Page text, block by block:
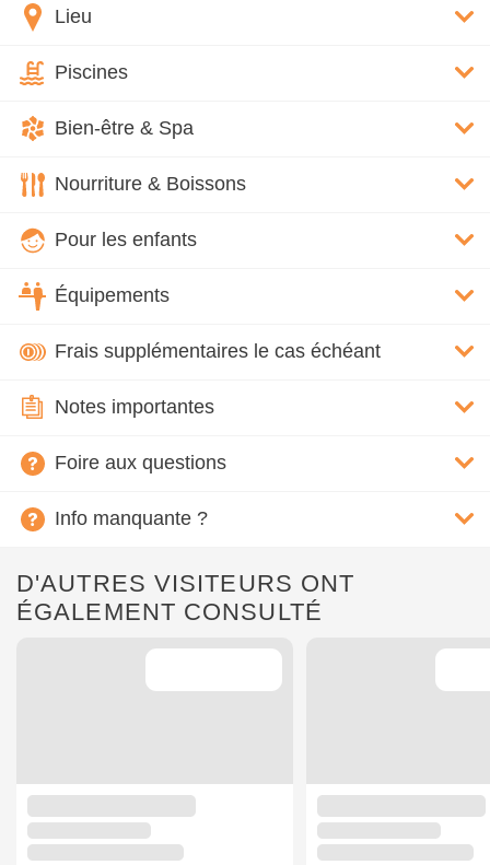
Lieu
Piscines
Bien-être & Spa
Nourriture & Boissons
Pour les enfants
Équipements
Frais supplémentaires le cas échéant
Notes importantes
Foire aux questions
Info manquante ?
D'AUTRES VISITEURS ONT
ÉGALEMENT CONSULTÉ